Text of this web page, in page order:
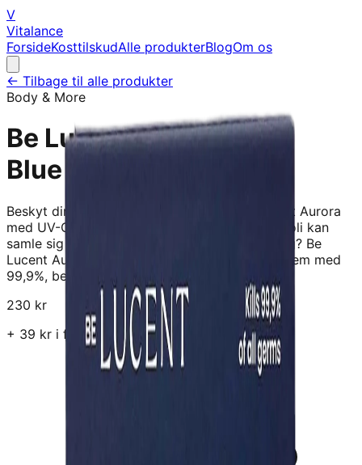
V
Vitalance
ForsideKosttilskudAlle produkterBlogOm os
← Tilbage til alle produkter
Body & More
Be Lucent Aurora Steel
Blue
Beskyt din tandbørste med elegance Be Lucent Aurora
med UV-C-lys Visste du, at bakterier som E. coli kan
samle sig pø din tandbørste fø timer efter brug? Be
Lucent Auroras etui med UV-C-lys reducerer dem med
99,9%, bekrøftet i laboratorietests, og gør d
230 kr
+ 39 kr i fragt